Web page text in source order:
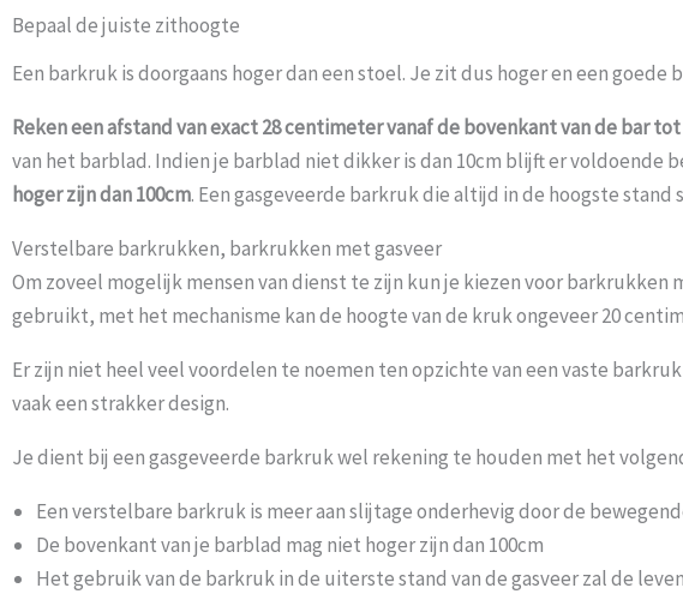
Bepaal de juiste zithoogte
Een barkruk is doorgaans hoger dan een stoel. Je zit dus hoger en een
Reken een afstand van exact 28 centimeter vanaf de bovenkant van de bar
van het barblad. Indien je barblad niet dikker is dan 10cm blijft er voldoende
hoger zijn dan 100cm. Een gasgeveerde barkruk die altijd in de hoogste
Verstelbare barkrukken, barkrukken met gasveer
Om zoveel mogelijk mensen van dienst te zijn kun je kiezen voor
gebruikt, met het mechanisme kan de hoogte van de kruk ongeveer 20
Er zijn niet heel veel voordelen te noemen ten opzichte van een vaste
vaak een strakker design.
Je dient bij een gasgeveerde barkruk wel rekening te houden met het
Een verstelbare barkruk is meer aan slijtage onderhevig door de
De bovenkant van je barblad mag niet hoger zijn dan 100cm
Het gebruik van de barkruk in de uiterste stand van de gasveer zal de